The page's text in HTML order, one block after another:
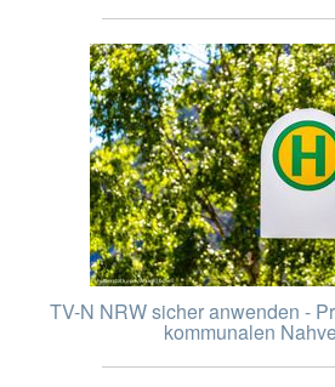
TV-N NRW sicher anwenden -
kommunalen